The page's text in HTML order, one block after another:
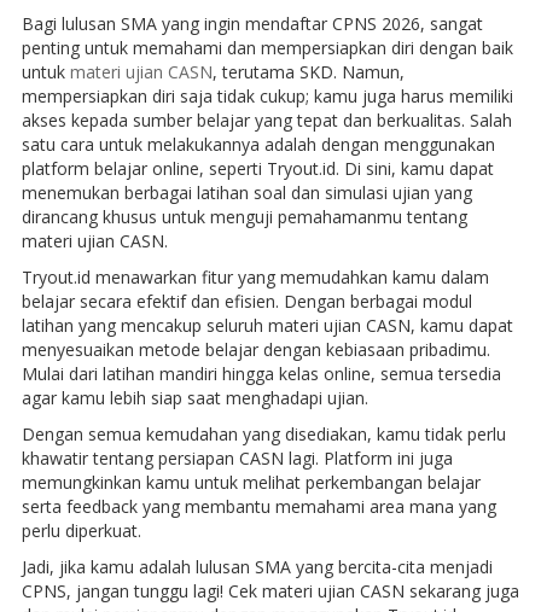
Bagi lulusan SMA yang ingin mendaftar CPNS 2026, sangat
penting untuk memahami dan mempersiapkan diri dengan baik
untuk materi ujian CASN, terutama SKD. Namun,
mempersiapkan diri saja tidak cukup; kamu juga harus memiliki
akses kepada sumber belajar yang tepat dan berkualitas. Salah
satu cara untuk melakukannya adalah dengan menggunakan
platform belajar online, seperti Tryout.id. Di sini, kamu dapat
menemukan berbagai latihan soal dan simulasi ujian yang
dirancang khusus untuk menguji pemahamanmu tentang
materi ujian CASN.
Tryout.id menawarkan fitur yang memudahkan kamu dalam
belajar secara efektif dan efisien. Dengan berbagai modul
latihan yang mencakup seluruh materi ujian CASN, kamu dapat
menyesuaikan metode belajar dengan kebiasaan pribadimu.
Mulai dari latihan mandiri hingga kelas online, semua tersedia
agar kamu lebih siap saat menghadapi ujian.
Dengan semua kemudahan yang disediakan, kamu tidak perlu
khawatir tentang persiapan CASN lagi. Platform ini juga
memungkinkan kamu untuk melihat perkembangan belajar
serta feedback yang membantu memahami area mana yang
perlu diperkuat.
Jadi, jika kamu adalah lulusan SMA yang bercita-cita menjadi
CPNS, jangan tunggu lagi! Cek materi ujian CASN sekarang juga